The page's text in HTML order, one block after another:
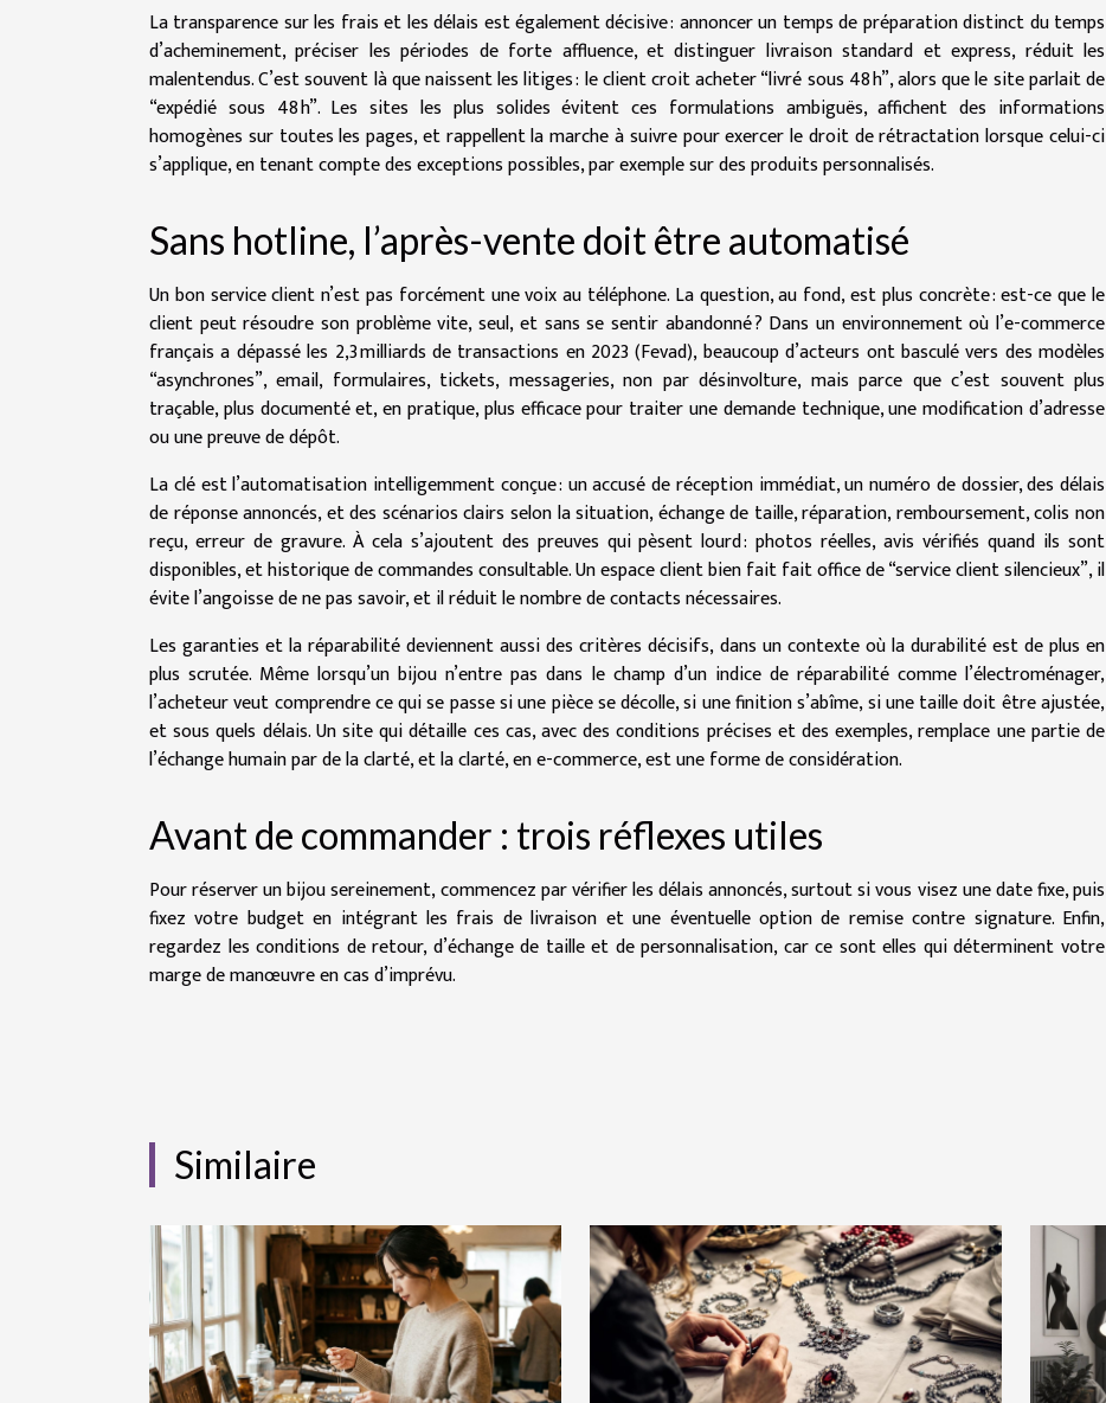
La transparence sur les frais et les délais est également décisive : annoncer un temps de préparation distinct du temps
d’acheminement, préciser les périodes de forte affluence, et distinguer livraison standard et express, réduit les
malentendus. C’est souvent là que naissent les litiges : le client croit acheter “livré sous 48 h”, alors que le site parlait de
“expédié sous 48 h”. Les sites les plus solides évitent ces formulations ambiguës, affichent des informations
homogènes sur toutes les pages, et rappellent la marche à suivre pour exercer le droit de rétractation lorsque celui-ci
s’applique, en tenant compte des exceptions possibles, par exemple sur des produits personnalisés.
Sans hotline, l’après-vente doit être automatisé
Un bon service client n’est pas forcément une voix au téléphone. La question, au fond, est plus concrète : est-ce que le
client peut résoudre son problème vite, seul, et sans se sentir abandonné ? Dans un environnement où l’e-commerce
français a dépassé les 2,3 milliards de transactions en 2023 (Fevad), beaucoup d’acteurs ont basculé vers des modèles
“asynchrones”, email, formulaires, tickets, messageries, non par désinvolture, mais parce que c’est souvent plus
traçable, plus documenté et, en pratique, plus efficace pour traiter une demande technique, une modification d’adresse
ou une preuve de dépôt.
La clé est l’automatisation intelligemment conçue : un accusé de réception immédiat, un numéro de dossier, des délais
de réponse annoncés, et des scénarios clairs selon la situation, échange de taille, réparation, remboursement, colis non
reçu, erreur de gravure. À cela s’ajoutent des preuves qui pèsent lourd : photos réelles, avis vérifiés quand ils sont
disponibles, et historique de commandes consultable. Un espace client bien fait fait office de “service client silencieux”, il
évite l’angoisse de ne pas savoir, et il réduit le nombre de contacts nécessaires.
Les garanties et la réparabilité deviennent aussi des critères décisifs, dans un contexte où la durabilité est de plus en
plus scrutée. Même lorsqu’un bijou n’entre pas dans le champ d’un indice de réparabilité comme l’électroménager,
l’acheteur veut comprendre ce qui se passe si une pièce se décolle, si une finition s’abîme, si une taille doit être ajustée,
et sous quels délais. Un site qui détaille ces cas, avec des conditions précises et des exemples, remplace une partie de
l’échange humain par de la clarté, et la clarté, en e-commerce, est une forme de considération.
Avant de commander : trois réflexes utiles
Pour réserver un bijou sereinement, commencez par vérifier les délais annoncés, surtout si vous visez une date fixe, puis
fixez votre budget en intégrant les frais de livraison et une éventuelle option de remise contre signature. Enfin,
regardez les conditions de retour, d’échange de taille et de personnalisation, car ce sont elles qui déterminent votre
marge de manœuvre en cas d’imprévu.
Similaire